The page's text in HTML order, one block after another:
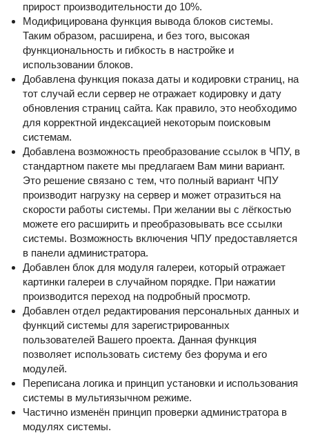
прирост производительности до 10%.
Модифицирована функция вывода блоков системы.
Таким образом, расширена, и без того, высокая
функциональность и гибкость в настройке и
использовании блоков.
Добавлена функция показа даты и кодировки страниц, на
тот случай если сервер не отражает кодировку и дату
обновления страниц сайта. Как правило, это необходимо
для корректной индексацией некоторым поисковым
системам.
Добавлена возможность преобразование ссылок в ЧПУ, в
стандартном пакете мы предлагаем Вам мини вариант.
Это решение связано с тем, что полный вариант ЧПУ
производит нагрузку на сервер и может отразиться на
скорости работы системы. При желании вы с лёгкостью
можете его расширить и преобразовывать все ссылки
системы. Возможность включения ЧПУ предоставляется
в панели администратора.
Добавлен блок для модуля галереи, который отражает
картинки галереи в случайном порядке. При нажатии
производится переход на подробный просмотр.
Добавлен отдел редактирования персональных данных и
функций системы для зарегистрированных
пользователей Вашего проекта. Данная функция
позволяет использовать систему без форума и его
модулей.
Переписана логика и принцип установки и использования
системы в мультиязычном режиме.
Частично изменён принцип проверки администратора в
модулях системы.